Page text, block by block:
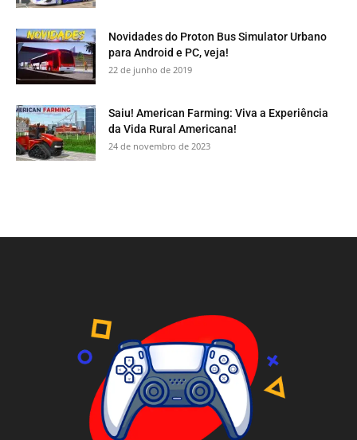
Novidades do Proton Bus Simulator Urbano
para Android e PC, veja!
22 de junho de 2019
Saiu! American Farming: Viva a Experiência
da Vida Rural Americana!
24 de novembro de 2023